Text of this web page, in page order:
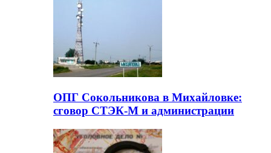
ОПГ Сокольникова в Михайловке:
сговор СТЭК-М и администрации